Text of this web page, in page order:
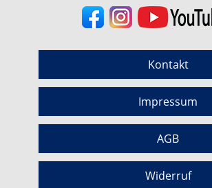
Kontakt
Impressum
AGB
Widerruf